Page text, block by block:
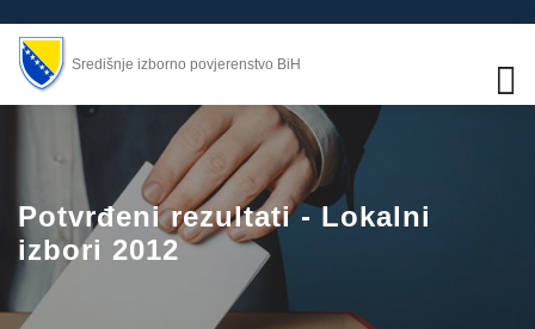
Središnje izborno povjerenstvo BiH
Potvrđeni rezultati - Lokalni
izbori 2012